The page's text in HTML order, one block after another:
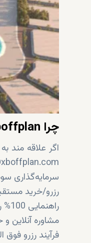
چرا Dxboffplan؟
اگر علاقه مند به
سرمایه‌گذاری
رزرو/خرید
راهنمایی 100% رایگان از مشاوران مجرب
مشاوره آنلاین و حضوری
فرآیند رزرو فوق